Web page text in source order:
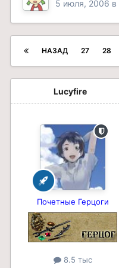
5 июля, 2006 в
НАЗАД 27 28
Lucyfire
Почетные Герцоги
8.5 тыс